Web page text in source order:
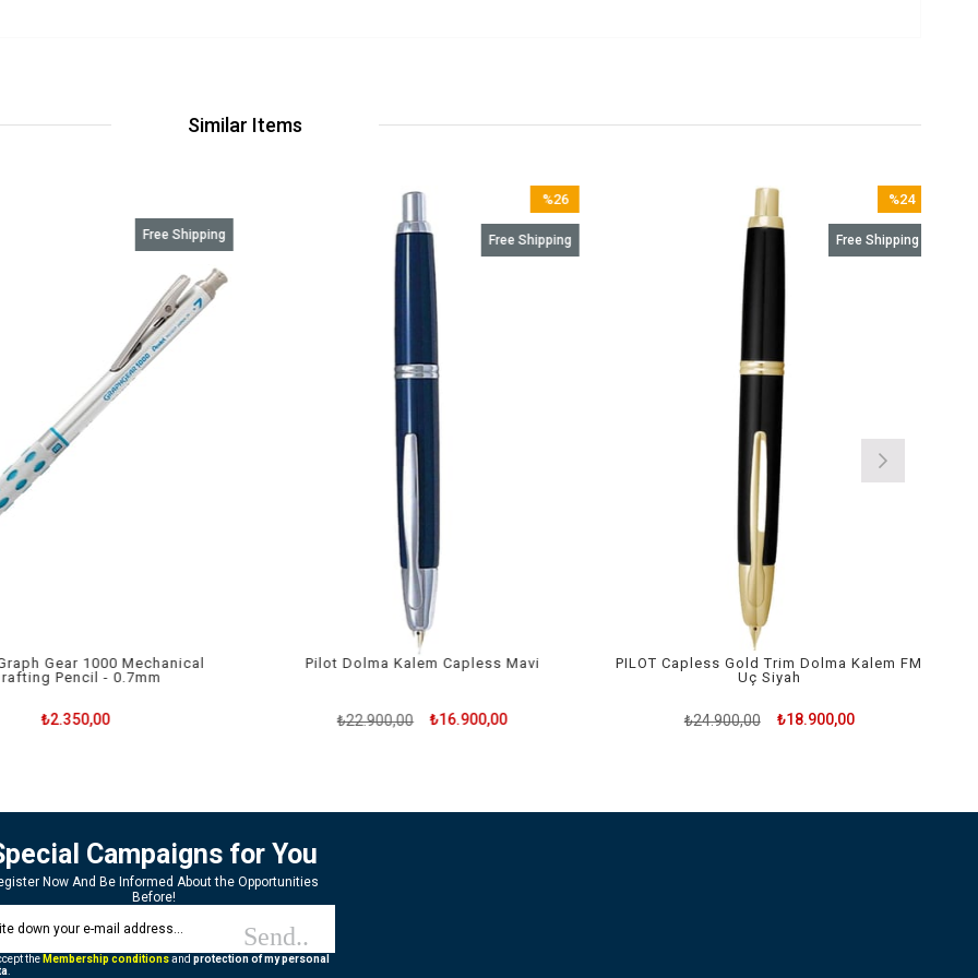
Similar Items
Gear 1000 Mechanical
Pencil - 0.7mm
₺2.350,00
Free Shipping
Pilot Dolma Kalem Capless Mavi
₺16.900,00
₺22.900,00
%26
Sale
%26Sale
Free Shipping
PILOT Capless Gold Trim Dolma Kalem FM
Uç Siyah
₺18.900,00
₺24.900,00
%24
Sale
%24Sale
Free Shipping
Campaigns for You
Now And Be Informed About the Opportunities
Before!
Send..
the Membership conditionsandprotection of my personal